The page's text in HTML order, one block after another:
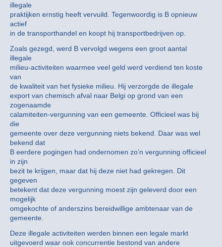
illegale
praktijken ernstig heeft vervuild. Tegenwoordig is B opnieuw
actief
in de transporthandel en koopt hij transportbedrijven op.
Zoals gezegd, werd B vervolgd wegens een groot aantal
illegale
milieu-activiteiten waarmee veel geld werd verdiend ten koste
van
de kwaliteit van het fysieke milieu. Hij verzorgde de illegale
export van chemisch afval naar Belgi op grond van een
zogenaamde
calamiteiten-vergunning van een gemeente. Officieel was bij
die
gemeente over deze vergunning niets bekend. Daar was wel
bekend dat
B eerdere pogingen had ondernomen zo’n vergunning officieel
in zijn
bezit te krijgen, maar dat hij deze niet had gekregen. Dit
gegeven
betekent dat deze vergunning moest zijn geleverd door een
mogelijk
omgekochte of anderszins bereidwillige ambtenaar van de
gemeente.
Deze illegale activiteiten werden binnen een legale markt
uitgevoerd waar ook concurrentie bestond van andere